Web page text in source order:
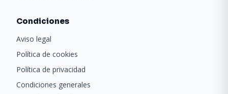
Condiciones
Aviso legal
Política de cookies
Política de privacidad
Condiciones generales